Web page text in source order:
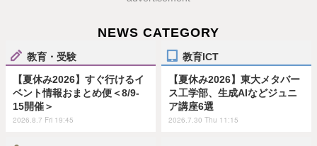
NEWS CATEGORY
教育・受験
【夏休み2026】すぐ行けるイ
ベント情報おまとめ便＜8/9-
15開催＞
2026.8.7 Fri 19:45
教育ICT
【夏休み2026】東大メタバー
ス工学部、生成AIなどジュニ
ア講座6選
2026.7.30 Thu 11:15